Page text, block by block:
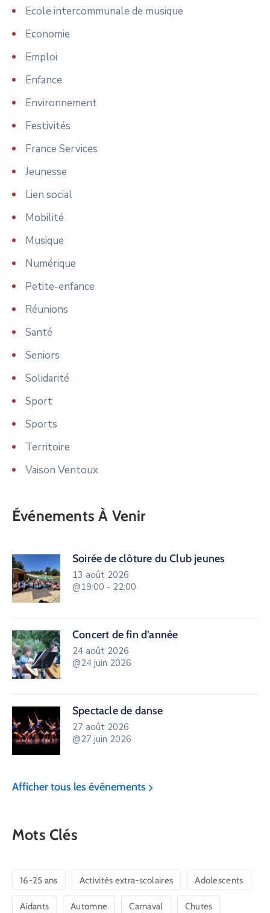
Ecole intercommunale de musique
Economie
Emploi
Enfance
Environnement
Festivités
France Services
Jeunesse
Lien social
Mobilité
Musique
Numérique
Petite-enfance
Réunions
Santé
Seniors
Solidarité
Sport
Sports
Territoire
Vaison Ventoux
Événements À Venir
Soirée de clôture du Club jeunes
13 août 2026
@19:00 - 22:00
Concert de fin d’année
24 août 2026
@24 juin 2026
Spectacle de danse
27 août 2026
@27 juin 2026
Afficher tous les événements
Mots Clés
16-25 ans Activités extra-scolaires Adolescents
Aidants Automne Carnaval Chutes